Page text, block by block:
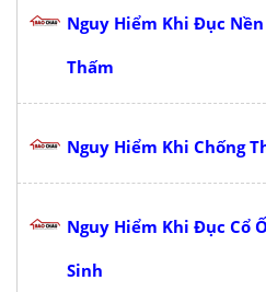
Nguy Hiểm Khi Đục
Thấm
Nguy Hiểm Khi Chống
Nguy Hiểm Khi Đục Cổ
Sinh